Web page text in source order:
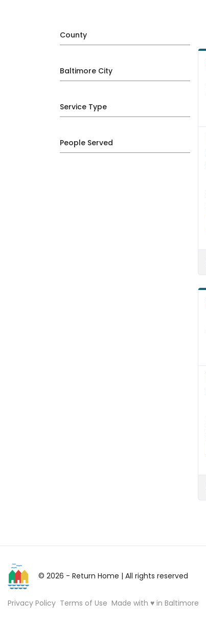
County
Baltimore City
Service Type
People Served
© 2026 - Return Home | All rights reserved
Privacy Policy Terms of Use Made with ♥ in Baltimore